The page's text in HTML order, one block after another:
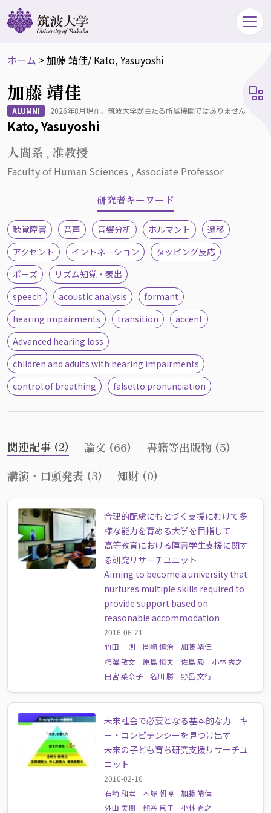
ホーム >加藤 靖佳/ Kato, Yasuyoshi
加藤 靖佳
ALUMNI 2026年8月現在、筑波大学が主たる所属機関ではありません
Kato, Yasuyoshi
人間系 , 准教授
Faculty of Human Sciences , Associate Professor
研究者キーワード
聴覚障害 音声 音響分析 ホルマント
遷移
アクセント
イントネーション
タッピング反応
ポーズ
リズム知覚・表出
speech
acoustic analysis
formant
hearing impairments
transition
accent
Advanced hearing loss
children and adults with hearing impairments
control of breathing
falsetto pronunciation
関連記事 (2) 論文 (66)
書籍等出版物 (5)
講演・口頭発表 (3)
知財 (0)
合理的配慮にもとづく支援にむけて多
様な能力を育める大学を目指して
高等教育における障害学生支援に関す
る研究リサーチユニット
Aiming to become a university that
nurtures multiple skills required to
provide support based on
reasonable accommodation
2016-06-21
竹田 一則
岡崎 慎治
加藤 靖佳
柿澤 敏文
原島 恒夫 佐島 毅
小林 秀之
田宮 菜奈子
名川 勝 野呂 文行
未来社会で必要となる基本的な力＝キ
ー・コンピテンシーを見つけ出す
未来の子ども育ち研究支援リサーチユ
ニット
2016-02-16
石崎 和宏
木塚 朝博
加藤 靖佳
外山 美樹
熊谷 恵子 小林 秀之